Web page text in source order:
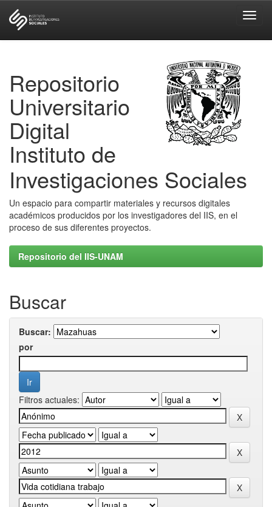
Repositorio
Universitario
Digital
Instituto de
Investigaciones Sociales
Un espacio para compartir materiales y recursos digitales
académicos producidos por los investigadores del IIS, en el
proceso de sus diferentes proyectos.
Repositorio del IIS-UNAM
Buscar
Buscar:
por
Filtros actuales: